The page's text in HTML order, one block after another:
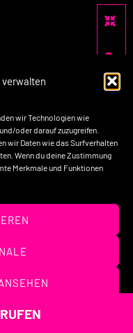
wir Technologien wie
oder darauf zuzugreifen.
wir Daten wie das Surfverhalten
Wenn du deine Zustimmung
Merkmale und Funktionen
Impressum